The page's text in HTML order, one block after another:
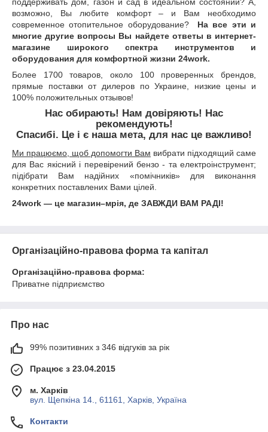
поддерживать дом, газон и сад в идеальном состоянии? А,
возможно, Вы любите комфорт – и Вам необходимо
современное отопительное оборудование? На все эти и
многие другие вопросы Вы найдете ответы в интернет-
магазине широкого спектра инструментов и
оборудования для комфортной жизни 24work.
Более 1700 товаров, около 100 проверенных брендов,
прямые поставки от дилеров по Украине, низкие цены и
100% положительных отзывов!
Нас обирають! Нам довіряють! Нас
рекомендують!
Спасибі. Це і є наша мета, для нас це важливо!
Ми працюємо, щоб допомогти Вам вибрати підходящий саме
для Вас якісний і перевірений бензо - та електроінструмент;
підібрати Вам надійних «помічників» для виконання
конкретних поставлених Вами цілей.
24work ― це магазин–мрія, де ЗАВЖДИ ВАМ РАДІ!
Організаційно-правова форма та капітал
Організаційно-правова форма:
Приватне підприємство
Про нас
99% позитивних з 346 відгуків за рік
Працює з 23.04.2015
м. Харків
вул. Щепкіна 14., 61161, Харків, Україна
Контакти